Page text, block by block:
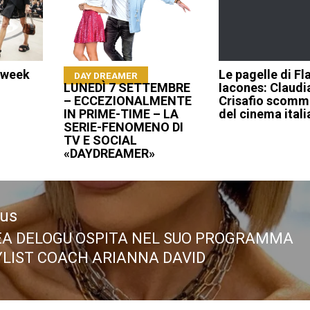
DAY DREAMER
LUNEDÌ 7 SETTEMBRE
– ECCEZIONALMENTE
IN PRIME-TIME – LA
SERIE-FENOMENO DI
TV E SOCIAL
«DAYDREAMER»
Le pagelle di
Iacones:
Crisafio
del cinema
DELOGU OSPITA NEL SUO PROGRAMMA
COACH ARIANNA DAVID